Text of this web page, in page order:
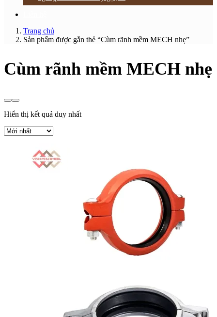
Trang chủ
Sản phẩm được gắn thẻ “Cùm rãnh mềm MECH nhẹ”
Cùm rãnh mềm MECH nhẹ
Hiển thị kết quả duy nhất